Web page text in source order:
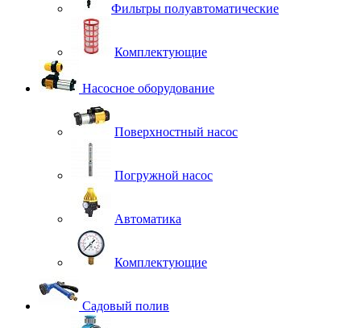
Фильтры полуавтоматические
Комплектующие
Насосное оборудование
Поверхностный насос
Погружной насос
Автоматика
Комплектующие
Садовый полив